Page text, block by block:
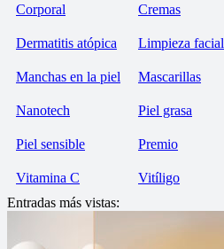
Corporal Cremas
Dermatitis atópica Limpieza facial
Manchas en la piel Mascarillas
Nanotech Piel grasa
Piel sensible Premio
Vitamina C
Vitíligo
Entradas más vistas: